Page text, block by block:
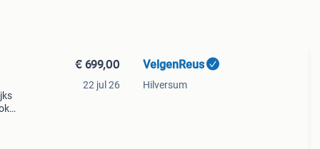
€ 699,00
22 jul 26
VelgenReus
Hilversum